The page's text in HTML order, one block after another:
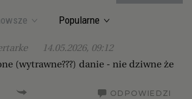
Popularne
14.05.2026, 09:12
(wytrawne???) danie - nie dziwne że
ODPOWIEDZI